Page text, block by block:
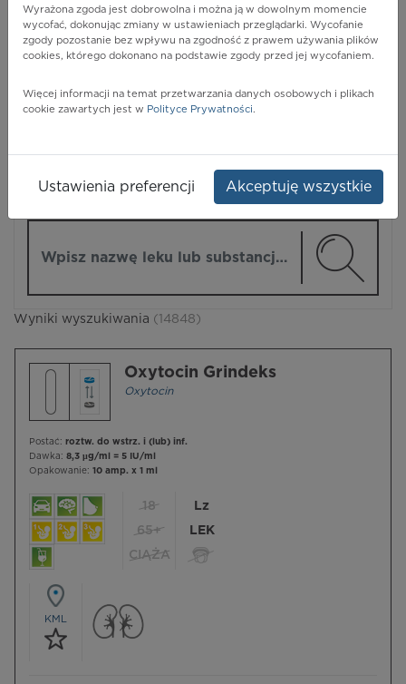
Pharmindex
Wyniki wyszukiwania (14848)
Oxytocin Grindeks
Oxytocin
Postać: roztw. do wstrz. i (lub) inf.
Dawka: 8,3 µg/ml = 5 IU/ml
Opakowanie: 10 amp. x 1 ml
18
65+
CIĄŻA
Lz
LEK
KML
Wyrażona zgoda jest dobrowolna i można ją w dowolnym momencie
wycofać, dokonując zmiany w ustawieniach przeglądarki. Wycofanie
zgody pozostanie bez wpływu na zgodność z prawem używania plików
cookies, którego dokonano na podstawie zgody przed jej wycofaniem.
Więcej informacji na temat przetwarzania danych osobowych i plikach
cookie zawartych jest w Polityce Prywatności.
Ustawienia preferencji Akceptuję wszystkie